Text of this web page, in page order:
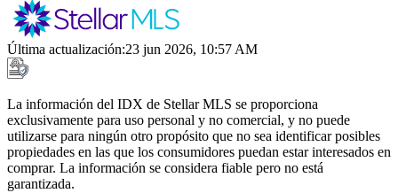
Última actualización:23 jun 2026, 10:57 AM
La información del IDX de Stellar MLS se proporciona
exclusivamente para uso personal y no comercial, y no puede
utilizarse para ningún otro propósito que no sea identificar posibles
propiedades en las que los consumidores puedan estar interesados en
comprar. La información se considera fiable pero no está
garantizada.